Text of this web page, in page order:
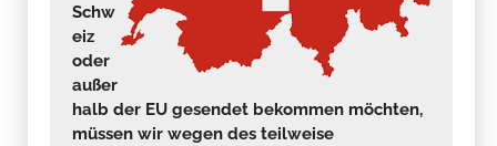
Schw
eiz
oder
außer
halb der EU gesendet bekommen möchten,
müssen wir wegen des teilweise